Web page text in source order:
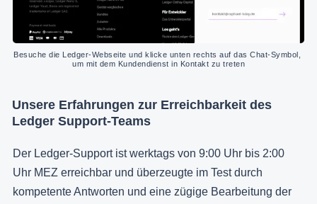
Besuche die Ledger-Webseite und klicke unten rechts auf das Chat-Symbol,
um mit dem Kundendienst in Kontakt zu treten
Unsere Erfahrungen zur Erreichbarkeit des
Ledger Support-Teams
Der Ledger-Support ist werktags von 9:00 Uhr bis 2:00
Uhr MEZ erreichbar und überzeugte im Test durch
kompetente Antworten und eine zügige Bearbeitung der